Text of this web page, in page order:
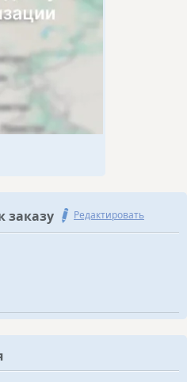
Редактировать